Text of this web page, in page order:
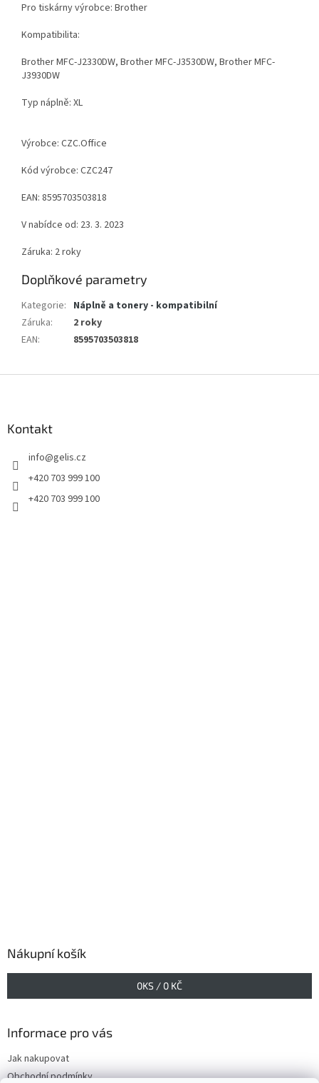
Pro tiskárny výrobce: Brother
Kompatibilita:
Brother MFC-J2330DW, Brother MFC-J3530DW, Brother MFC-
J3930DW
Typ náplně: XL
Výrobce: CZC.Office
Kód výrobce: CZC247
EAN: 8595703503818
V nabídce od: 23. 3. 2023
Záruka: 2 roky
Doplňkové parametry
Kategorie: Náplně a tonery - kompatibilní
Záruka:
2 roky
EAN: 8595703503818
Kontakt
info@gelis.cz
+420 703 999 100
+420 703 999 100
Nákupní košík
0KS / 0 KČ
Informace pro vás
Jak nakupovat
Obchodní podmínky